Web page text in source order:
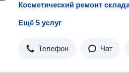
Косметический ремонт
Ещё 5 услуг
Телефон Чат